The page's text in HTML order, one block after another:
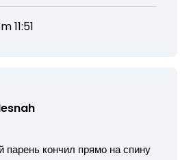
11:51
парень кончил прямо на спину